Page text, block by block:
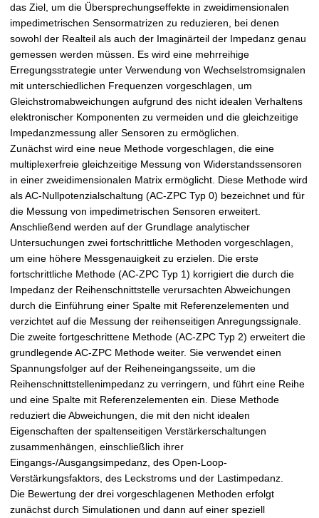
das Ziel, um die Übersprechungseffekte in zweidimensionalen
impedimetrischen Sensormatrizen zu reduzieren, bei denen
sowohl der Realteil als auch der Imaginärteil der Impedanz genau
gemessen werden müssen. Es wird eine mehrreihige
Erregungsstrategie unter Verwendung von Wechselstromsignalen
mit unterschiedlichen Frequenzen vorgeschlagen, um
Gleichstromabweichungen aufgrund des nicht idealen Verhaltens
elektronischer Komponenten zu vermeiden und die gleichzeitige
Impedanzmessung aller Sensoren zu ermöglichen.
Zunächst wird eine neue Methode vorgeschlagen, die eine
multiplexerfreie gleichzeitige Messung von Widerstandssensoren
in einer zweidimensionalen Matrix ermöglicht. Diese Methode wird
als AC-Nullpotenzialschaltung (AC-ZPC Typ 0) bezeichnet und für
die Messung von impedimetrischen Sensoren erweitert.
Anschließend werden auf der Grundlage analytischer
Untersuchungen zwei fortschrittliche Methoden vorgeschlagen,
um eine höhere Messgenauigkeit zu erzielen. Die erste
fortschrittliche Methode (AC-ZPC Typ 1) korrigiert die durch die
Impedanz der Reihenschnittstelle verursachten Abweichungen
durch die Einführung einer Spalte mit Referenzelementen und
verzichtet auf die Messung der reihenseitigen Anregungssignale.
Die zweite fortgeschrittene Methode (AC-ZPC Typ 2) erweitert die
grundlegende AC-ZPC Methode weiter. Sie verwendet einen
Spannungsfolger auf der Reiheneingangsseite, um die
Reihenschnittstellenimpedanz zu verringern, und führt eine Reihe
und eine Spalte mit Referenzelementen ein. Diese Methode
reduziert die Abweichungen, die mit den nicht idealen
Eigenschaften der spaltenseitigen Verstärkerschaltungen
zusammenhängen, einschließlich ihrer
Eingangs-/Ausgangsimpedanz, des Open-Loop-
Verstärkungsfaktors, des Leckstroms und der Lastimpedanz.
Die Bewertung der drei vorgeschlagenen Methoden erfolgt
zunächst durch Simulationen und dann auf einer speziell